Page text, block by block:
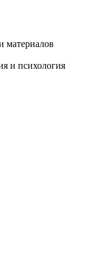
материалов
и психология